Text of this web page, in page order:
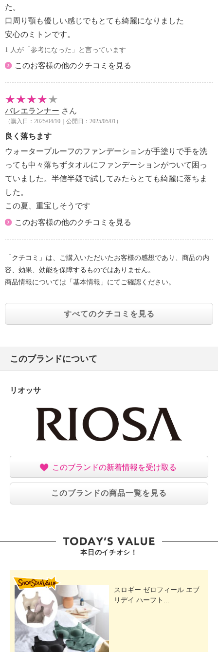
た。
口周り顎も優しい感じでもとても綺麗になりました
安心のミトンです。
1 人が「参考になった」と言っています
このお客様の他のクチコミを見る
バレエランナー さん
（購入日：2025/04/10｜公開日：2025/05/01）
良く落ちます
ウォータープルーフのファンデーションが手塗りで手を洗
っても中々落ちずタオルにファンデーションがついて困っ
ていました。半信半疑で試してみたらとても綺麗に落ちま
した。
この夏、重宝しそうです
このお客様の他のクチコミを見る
「クチコミ」は、ご購入いただいたお客様の感想であり、商品の内
容、効果、効能を保障するものではありません。
商品情報については「基本情報」にてご確認ください。
すべてのクチコミを見る
このブランドについて
リオッサ
このブランドの新着情報を受け取る
このブランドの商品一覧を見る
本日のイチオシ！
スロギー ゼロフィール エブ
リデイ ハーフト...